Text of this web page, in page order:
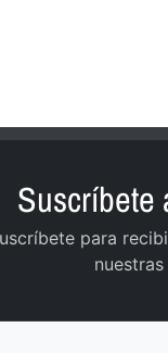
Suscríbete
para